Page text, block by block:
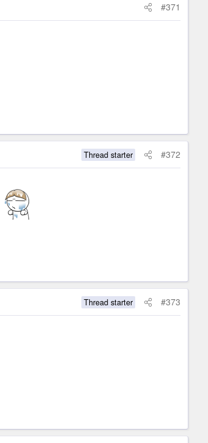
#371
Thread starter #372
Thread starter #373